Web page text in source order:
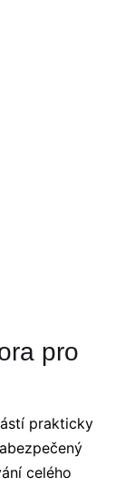
pro
prakticky
celého